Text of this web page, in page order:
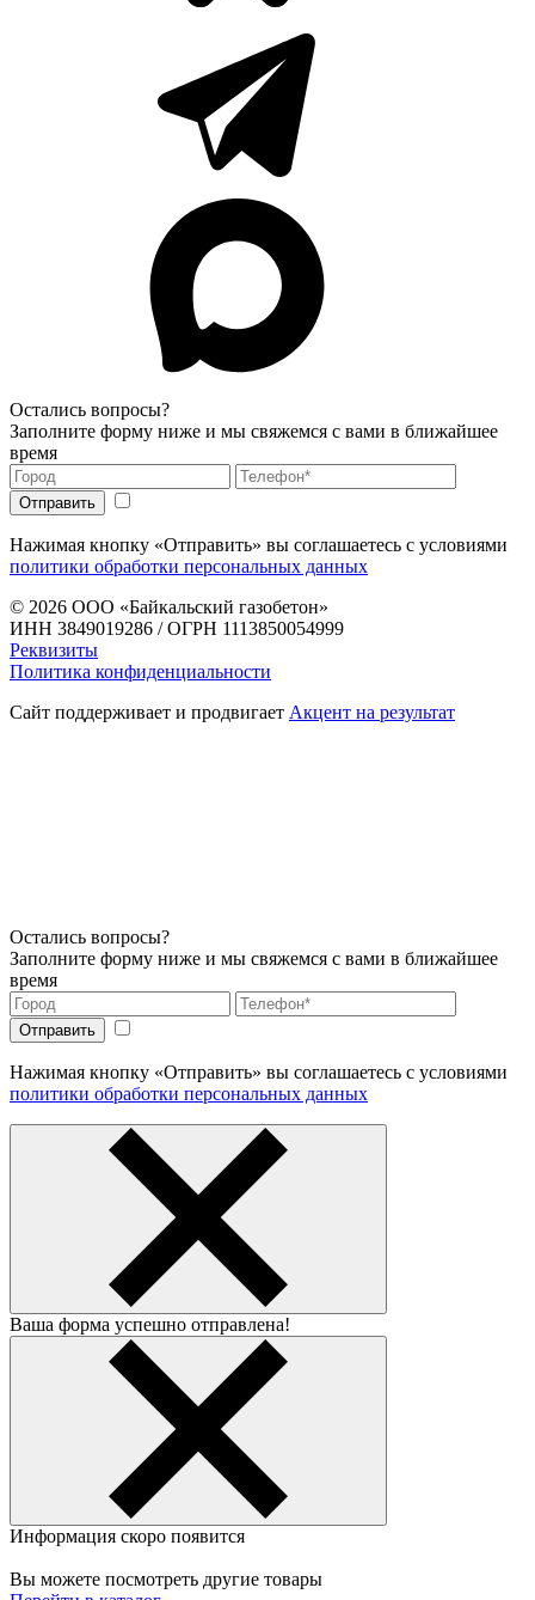
Остались вопросы?
Заполните форму ниже и мы свяжемся с вами в ближайшее
время
Нажимая кнопку «Отправить» вы соглашаетесь с условиями
политики обработки персональных данных
© 2026 ООО «Байкальский газобетон»
ИНН 3849019286 / ОГРН 1113850054999
Реквизиты
Политика конфиденциальности
Сайт поддерживает и продвигает Акцент на результат
Остались вопросы?
Заполните форму ниже и мы свяжемся с вами в ближайшее
время
Нажимая кнопку «Отправить» вы соглашаетесь с условиями
политики обработки персональных данных
Ваша форма успешно отправлена!
Информация скоро появится
Вы можете посмотреть другие товары